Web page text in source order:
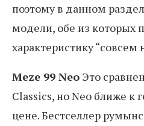
поэтому в данном
модели, обе из которых
характеристику “совсем
Meze 99 Neo Это
Classics, но Neo ближе к
цене. Бестселлер